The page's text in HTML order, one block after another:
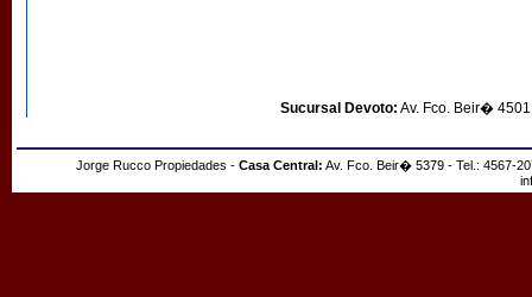
Sucursal Devoto: Av. Fco. Beir�
Jorge Rucco Propiedades - Casa Central: Av. Fco. Beir� 5379 - Tel.: 4567-